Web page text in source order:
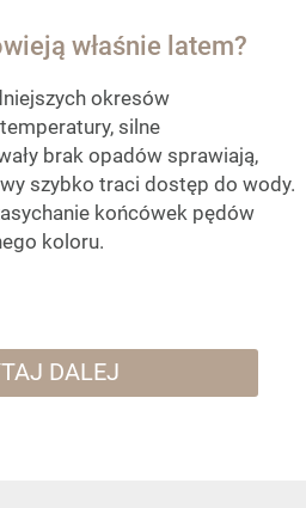
właśnie latem?
okresów
silne
brak opadów sprawiają,
szybko traci dostęp do wody.
końcówek pędów
koloru.
DALEJ